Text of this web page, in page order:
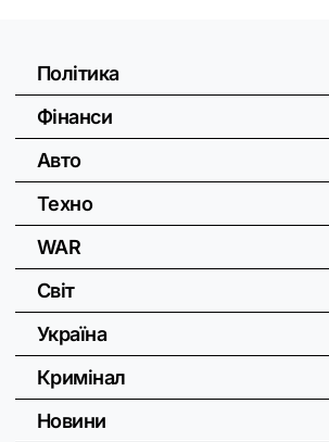
Політика
Фінанси
Авто
Техно
WAR
Світ
Україна
Кримінал
Новини